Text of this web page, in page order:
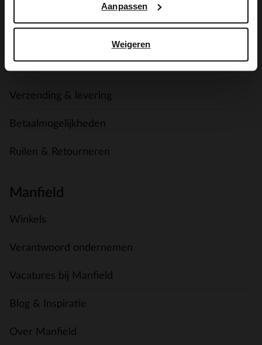
Aanpassen
Weigeren
Verzending & levering
Betaalmogelijkheden
Ruilen & Retourneren
Manfield
Winkels
Verantwoord ondernemen
Vacatures bij Manfield
Blog & Inspiratie
Over Manfield